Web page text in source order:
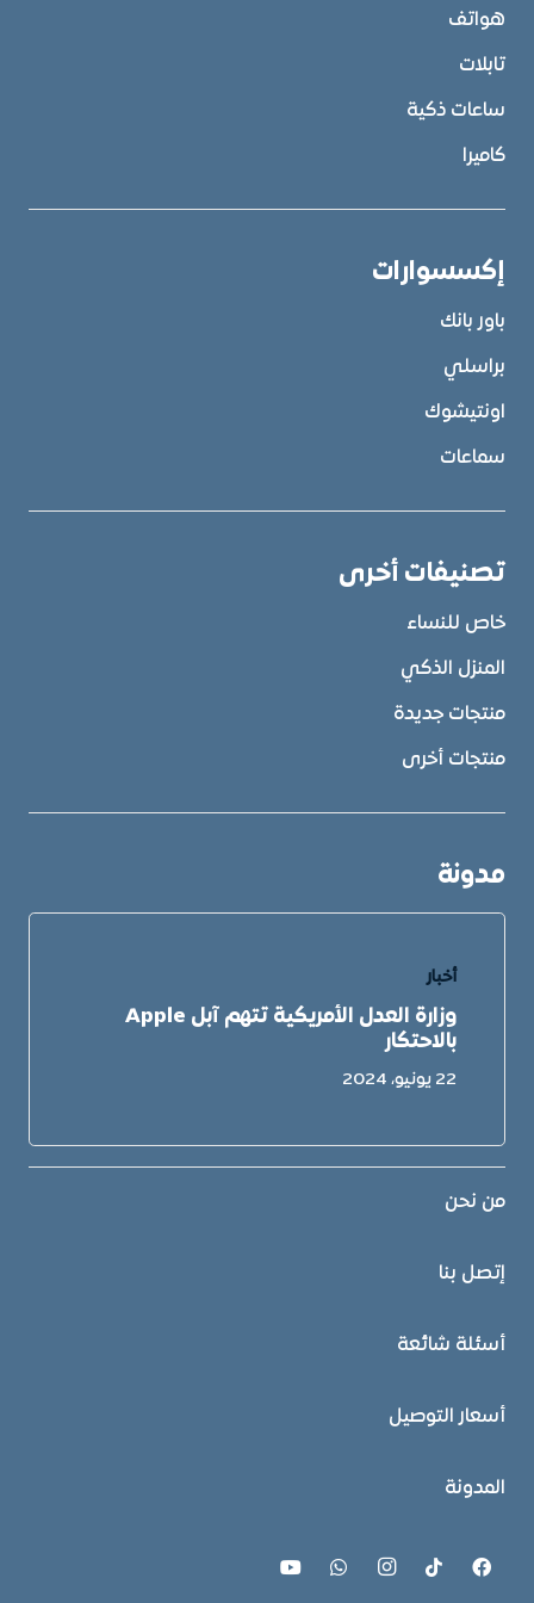
هواتف
تابلات
ساعات ذكية
كاميرا
إكسسوارات
باور بانك
براسلي
اونتيشوك
سماعات
تصنيفات أخرى
خاص للنساء
المنزل الذكي
منتجات جديدة
منتجات أخرى
مدونة
أخبار
وزارة العدل الأمريكية تتهم آبل Apple
بالاحتكار
22 يونيو، 2024
من نحن
إتصل بنا
أسئلة شائعة
أسعار التوصيل
المدونة